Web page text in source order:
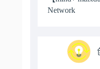
Network